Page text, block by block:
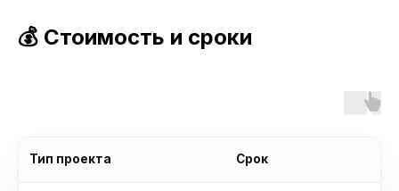
💰 Стоимость и сроки
Тип проекта Срок